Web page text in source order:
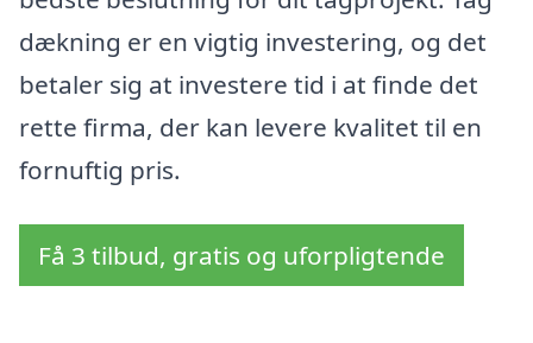
dækning er en vigtig investering, og det
betaler sig at investere tid i at finde det
rette firma, der kan levere kvalitet til en
fornuftig pris.
Få 3 tilbud, gratis og uforpligtende